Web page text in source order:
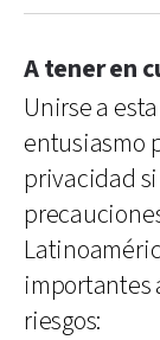
A tener en
Unirse a
entusiasmo
privacidad
importantes
riesgos: